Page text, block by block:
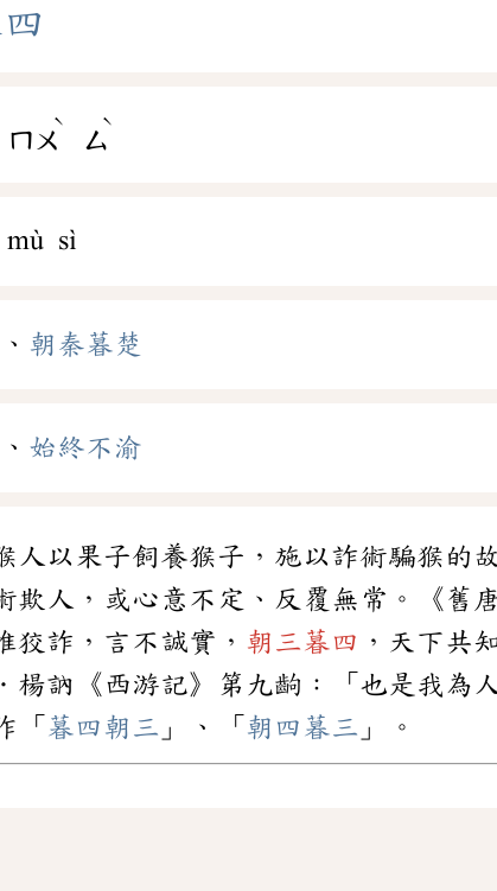
四
ㄇㄨ
ˋ
ㄙ
ˋ
mù sì
、 朝秦暮楚
、 始終不渝
人以果子飼養猴子，施以詐術騙猴的
欺人，或心意不定、反覆無常。《舊
狡詐，言不誠實， 朝三暮四 ，天下共
楊訥《西游記》第九齣：「也是我為
「 暮四朝三 」、「 朝四暮三 」。